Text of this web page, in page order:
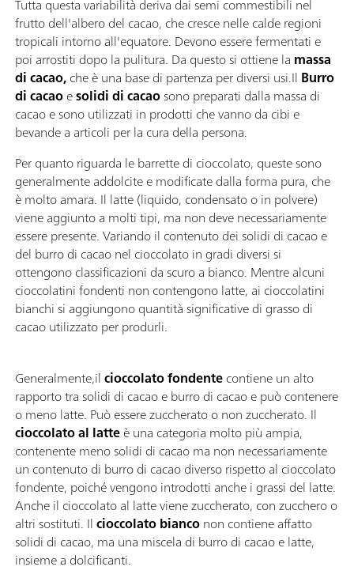
Tutta questa variabilità deriva dai semi commestibili nel
frutto dell'albero del cacao, che cresce nelle calde regioni
tropicali intorno all'equatore. Devono essere fermentati e
poi arrostiti dopo la pulitura. Da questo si ottiene la massa
di cacao,che è una base di partenza per diversi usi.Il Burro
di cacaoesolidi di cacaosono preparati dalla massa di
cacao e sono utilizzati in prodotti che vanno da cibi e
bevande a articoli per la cura della persona.
Per quanto riguarda le barrette di cioccolato, queste sono
generalmente addolcite e modificate dalla forma pura, che
è molto amara. Il latte (liquido, condensato o in polvere)
viene aggiunto a molti tipi, ma non deve necessariamente
essere presente. Variando il contenuto dei solidi di cacao e
del burro di cacao nel cioccolato in gradi diversi si
ottengono classificazioni da scuro a bianco. Mentre alcuni
cioccolatini fondenti non contengono latte, ai cioccolatini
bianchi si aggiungono quantità significative di grasso di
cacao utilizzato per produrli.
Generalmente,ilcioccolato fondentecontiene un alto
rapporto tra solidi di cacao e burro di cacao e può contenere
o meno latte. Può essere zuccherato o non zuccherato. Il
cioccolato al latteè una categoria molto più ampia,
contenente meno solidi di cacao ma non necessariamente
un contenuto di burro di cacao diverso rispetto al cioccolato
fondente, poiché vengono introdotti anche i grassi del latte.
Anche il cioccolato al latte viene zuccherato, con zucchero o
altri sostituti. Ilcioccolato bianconon contiene affatto
solidi di cacao, ma una miscela di burro di cacao e latte,
insieme a dolcificanti.